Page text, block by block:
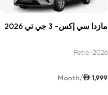
مازدا سي إكس- 3 جي تي 2026
2026
•
Petrol
AED 1,999
/
Month